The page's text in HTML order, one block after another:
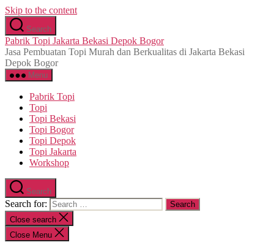
Skip to the content
Search
Pabrik Topi Jakarta Bekasi Depok Bogor
Jasa Pembuatan Topi Murah dan Berkualitas di Jakarta Bekasi
Depok Bogor
Menu
Pabrik Topi
Topi
Topi Bekasi
Topi Bogor
Topi Depok
Topi Jakarta
Workshop
Search
Search for:
Close search
Close Menu